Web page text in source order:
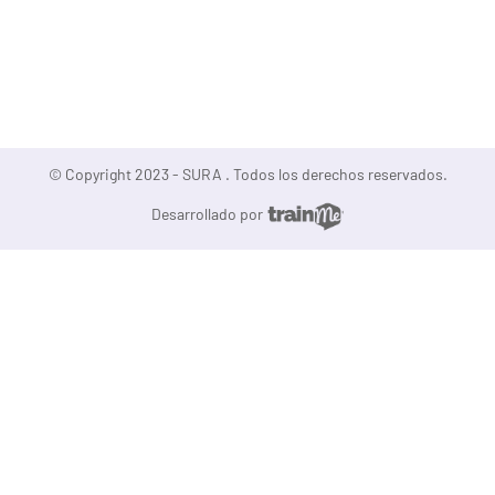
© Copyright 2023 - SURA . Todos los derechos reservados.
Desarrollado por